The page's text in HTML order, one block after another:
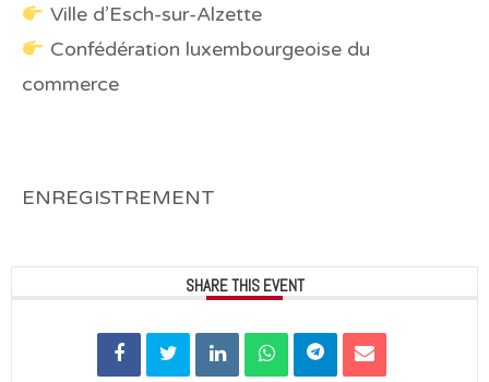
Ville d’Esch-sur-Alzette
Confédération luxembourgeoise du
commerce
ENREGISTREMENT
SHARE THIS EVENT